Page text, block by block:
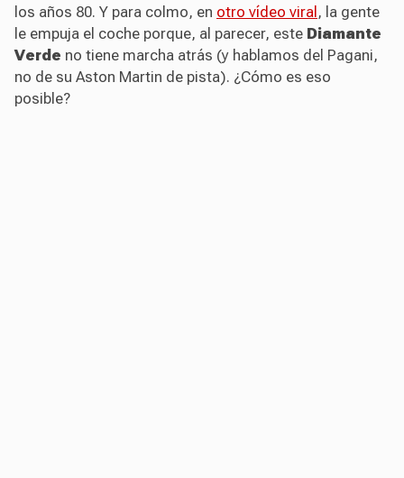
los años 80. Y para colmo, en otro vídeo viral, la gente
le empuja el coche porque, al parecer, este Diamante
Verde no tiene marcha atrás (y hablamos del Pagani,
no de su Aston Martin de pista). ¿Cómo es eso
posible?